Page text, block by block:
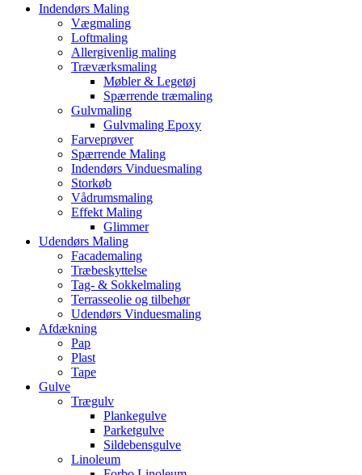
Indendørs Maling
Vægmaling
Loftmaling
Allergivenlig maling
Træværksmaling
Møbler & Legetøj
Spærrende træmaling
Gulvmaling
Gulvmaling Epoxy
Farveprøver
Spærrende Maling
Indendørs Vinduesmaling
Storkøb
Vådrumsmaling
Effekt Maling
Glimmer
Udendørs Maling
Facademaling
Træbeskyttelse
Tag- & Sokkelmaling
Terrasseolie og tilbehør
Udendørs Vinduesmaling
Afdækning
Pap
Plast
Tape
Gulve
Trægulv
Plankegulve
Parketgulve
Sildebensgulve
Linoleum